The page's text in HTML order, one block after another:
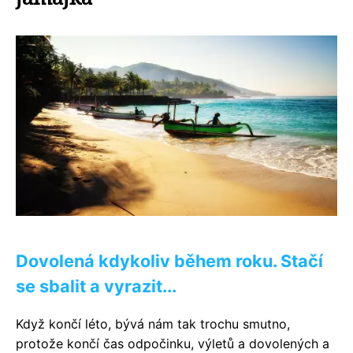
Dovolená kdykoliv během roku. Stačí
se sbalit a vyrazit...
Když končí léto, bývá nám tak trochu smutno,
protože končí čas odpočinku, výletů a dovolených a